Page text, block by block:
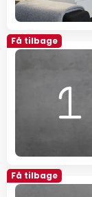
Få tilbage
Få tilbage